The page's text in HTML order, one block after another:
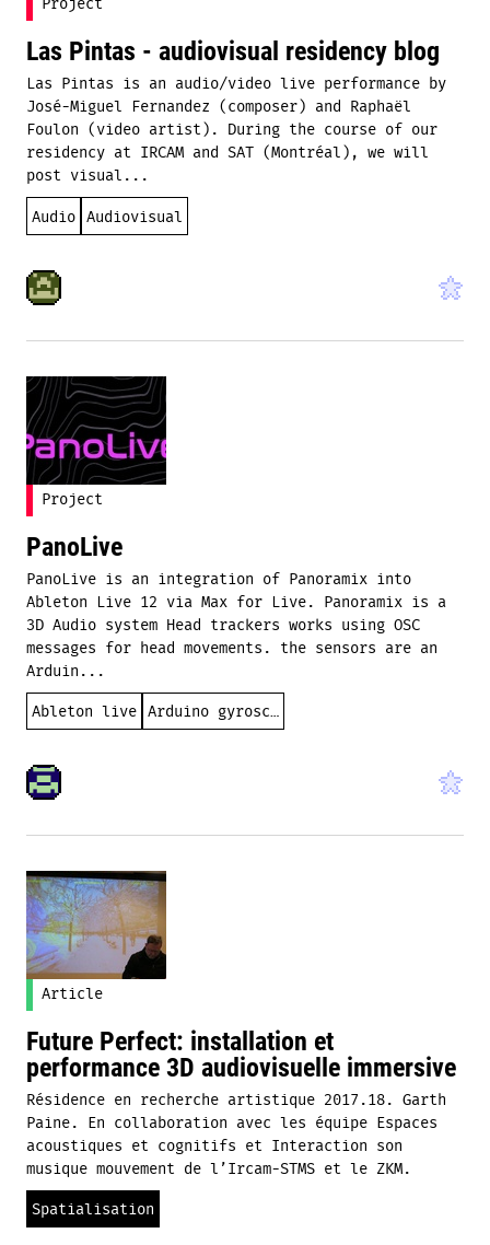
Project
Las Pintas - audiovisual residency blog
Las Pintas is an audio/video live performance by
José-Miguel Fernandez (composer) and Raphaël
Foulon (video artist). During the course of our
residency at IRCAM and SAT (Montréal), we will
post visual...
Audio Audiovisual
Project
PanoLive
PanoLive is an integration of Panoramix into
Ableton Live 12 via Max for Live. Panoramix is a
3D Audio system Head trackers works using OSC
messages for head movements. the sensors are an
Arduin...
Ableton live
Arduino gyroscope
Article
Future Perfect: installation et
performance 3D audiovisuelle immersive
Résidence en recherche artistique 2017.18. Garth
Paine. En collaboration avec les équipe Espaces
acoustiques et cognitifs et Interaction son
musique mouvement de l’Ircam-STMS et le ZKM.
Spatialisation